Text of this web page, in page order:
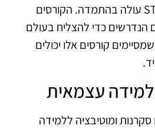
למומחים במקצועות STEM עולה בהתמדה. הקורסים
הנדרשים כדי להצליח בעולם
קורסים אלו יכולים
עצמאית
סקרנות ומוטיבציה ללמידה